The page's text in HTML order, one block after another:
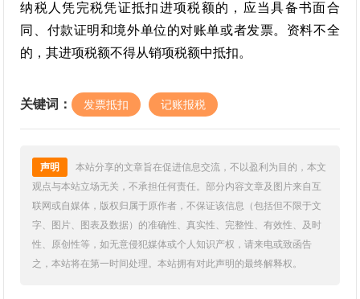
纳税人凭完税凭证抵扣进项税额的，应当具备书面合
同、付款证明和境外单位的对账单或者发票。资料不全
的，其进项税额不得从销项税额中抵扣。
关键词： 发票抵扣 记账报税
声明
本站分享的文章旨在促进信息交流，不以盈利为目的，本文
观点与本站立场无关，不承担任何责任。部分内容文章及图片来自互
联网或自媒体，版权归属于原作者，不保证该信息（包括但不限于文
字、图片、图表及数据）的准确性、真实性、完整性、有效性、及时
性、原创性等，如无意侵犯媒体或个人知识产权，请来电或致函告
之，本站将在第一时间处理。本站拥有对此声明的最终解释权。